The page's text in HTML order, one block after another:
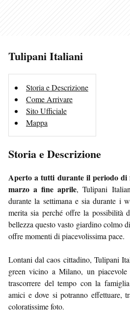
Tulipani Italiani
Storia e Descrizione
Come Arrivare
Sito Ufficiale
Mappa
Storia e Descrizione
Aperto a tutti durante il periodo di
marzo a fine aprile, Tulipani
durante la settimana e sia durante i
merita sia perché offre la possibilità
bellezza questo vasto giardino colmo
offre momenti di piacevolissima pace.
Lontani dal caos cittadino, Tulipani
green vicino a Milano, un piacevole
trascorrere del tempo con la
amici e dove si potranno effettuare,
coloratissime foto.